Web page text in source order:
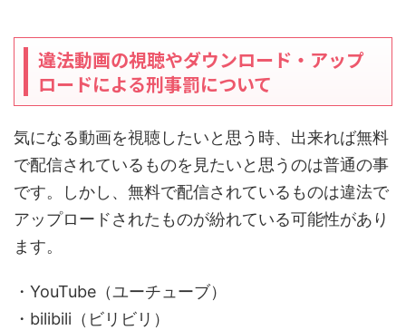
違法動画の視聴やダウンロード・アップ
ロードによる刑事罰について
気になる動画を視聴したいと思う時、出来れば無料
で配信されているものを見たいと思うのは普通の事
です。しかし、無料で配信されているものは違法で
アップロードされたものが紛れている可能性があり
ます。
・YouTube（ユーチューブ）
・bilibili（ビリビリ）